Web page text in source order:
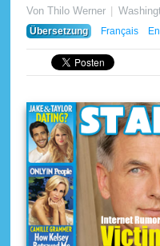
Von Thilo Werner
Übersetzung
Français